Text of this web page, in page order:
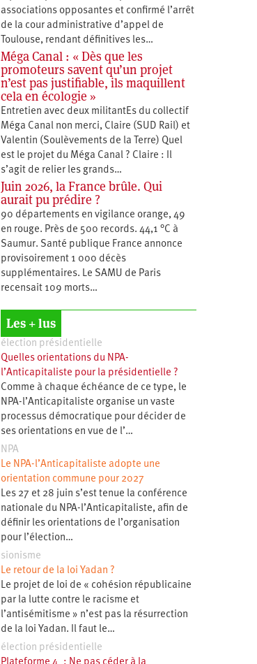
associations opposantes et confirmé l’arrêt
de la cour administrative d’appel de
Toulouse, rendant définitives les…
Méga Canal : « Dès que les
promoteurs savent qu’un projet
n’est pas justifiable, ils maquillent
cela en écologie »
Entretien avec deux militantEs du collectif
Méga Canal non merci, Claire (SUD Rail) et
Valentin (Soulèvements de la Terre) Quel
est le projet du Méga Canal ? Claire : Il
s’agit de relier les grands…
Juin 2026, la France brûle. Qui
aurait pu prédire ?
90 départements en vigilance orange, 49
en rouge. Près de 500 records. 44,1 °C à
Saumur. Santé publique France annonce
provisoirement 1 000 décès
supplémentaires. Le SAMU de Paris
recensait 109 morts…
Les + lus
élection présidentielle
Quelles orientations du NPA-
l’Anticapitaliste pour la présidentielle ?
Comme à chaque échéance de ce type, le
NPA-l’Anticapitaliste organise un vaste
processus démocratique pour décider de
ses orientations en vue de l’…
NPA
Le NPA-l’Anticapitaliste adopte une
orientation commune pour 2027
Les 27 et 28 juin s’est tenue la conférence
nationale du NPA-l’Anticapitaliste, afin de
définir les orientations de l’organisation
pour l’élection…
sionisme
Le retour de la loi Yadan ?
Le projet de loi de « cohésion républicaine
par la lutte contre le racisme et
l’antisémitisme » n’est pas la résurrection
de la loi Yadan. Il faut le…
élection présidentielle